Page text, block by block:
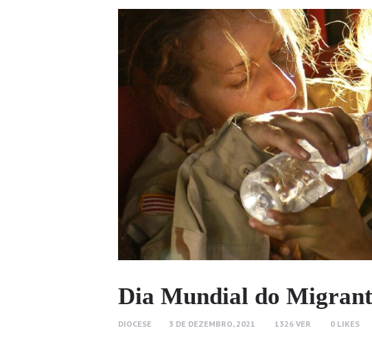
Dia Mundial do
DIOCESE 3 DE DEZEMBRO, 2021 1326 VER 0 LIKES